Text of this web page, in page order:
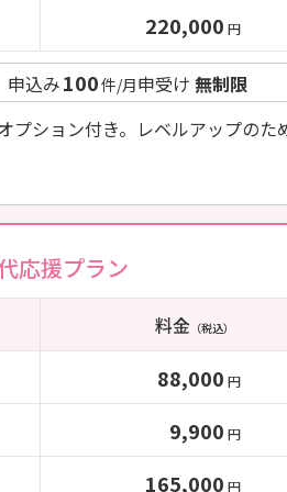
220,000 円
申込み100件/月申受け 無制限
プション付き。レベルアップのた
応援プラン
料金（税込）
88,000 円
9,900 円
165,000 円